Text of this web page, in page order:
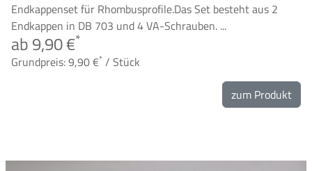
Endkappenset für Rhombusprofile.Das Set besteht aus 2
Endkappen in DB 703 und 4 VA-Schrauben. ...
ab 9,90 €*
Grundpreis: 9,90 €* / Stück
zum Produkt